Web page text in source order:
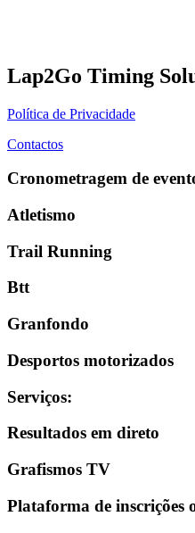
Lap2Go Timing
Política de Privacidade
Contactos
Cronometragem de
Atletismo
Trail Running
Btt
Granfondo
Desportos motorizados
Serviços:
Resultados em direto
Grafismos TV
Plataforma de inscrições